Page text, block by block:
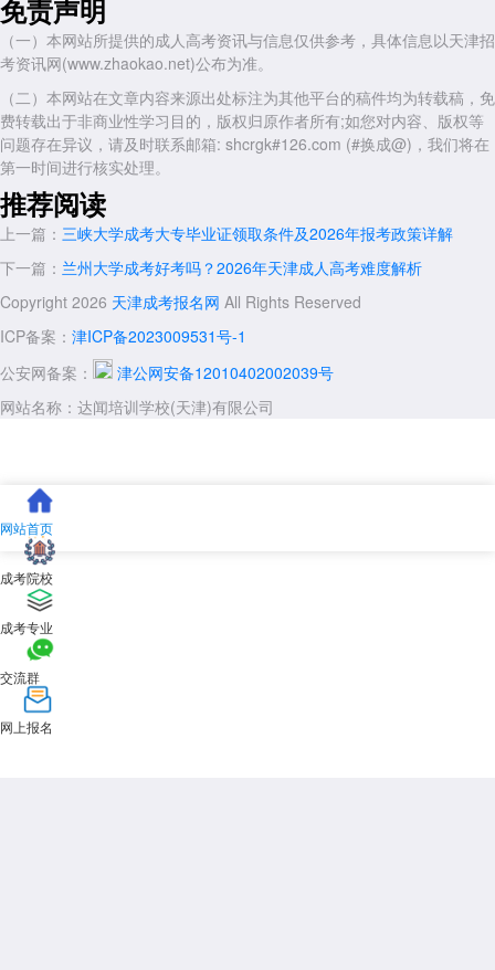
应用性可能会增强，特别是计算机基础等科目的考察将更加贴近实际工作
场景。
需提前熟悉操作。点击进入【2026年三峡大学成人高考报名入口】
四、天津成考网报考建议与指导
针对三峡大学的报考，天津成考网建议考生提前做好以下准备：
1.关注时间节点：密切关注8月至9月的官方公告，设定闹钟提醒，避
免因遗忘三峡大学成考交费时间而错失机会。
2.备考计算机基础：鉴于所有层次均需考计算机，建议考生提前下载
相关考试大纲或辅导资料，熟悉基本操作与理论知识。
3.确认专业目录：三峡大学的招生专业可能会根据社会需求进行微
调，考生在报名前应登录官网查询最新的专业目录，选择最适合自己的专
业方向。
学历提升是一场持久战，信息的准确性往往决定了成败。掌握准确的
展开全文
免责声明
（一）本网站所提供的成人高考资讯与信息仅供参考，具体信息以天津招
考资讯网(www.zhaokao.net)公布为准。
（二）本网站在文章内容来源出处标注为其他平台的稿件均为转载稿，免
费转载出于非商业性学习目的，版权归原作者所有;如您对内容、版权等
问题存在异议，请及时联系邮箱: shcrgk#126.com (#换成@)，我们将在
第一时间进行核实处理。
推荐阅读
上一篇： 三峡大学成考大专毕业证领取条件及2026年报考政策详解
下一篇： 兰州大学成考好考吗？2026年天津成人高考难度解析
Copyright 2026 天津成考报名网 All Rights Reserved
ICP备案： 津ICP备2023009531号-1
公安网备案：
津公网安备12010402002039号
网站名称：达闻培训学校(天津)有限公司
网站首页
成考院校
成考专业
交流群
网上报名